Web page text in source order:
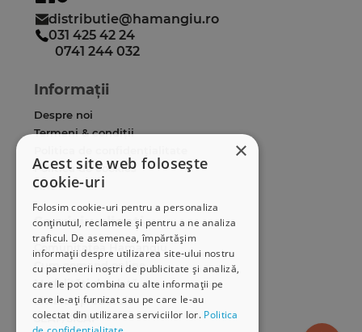
×
Acest site web folosește
cookie-uri
Folosim cookie-uri pentru a personaliza
conținutul, reclamele și pentru a ne analiza
traficul. De asemenea, împărtășim
informații despre utilizarea site-ului nostru
cu partenerii noștri de publicitate și analiză,
care le pot combina cu alte informații pe
care le-ați furnizat sau pe care le-au
colectat din utilizarea serviciilor lor. Politica
distributie@hamangiu.ro
031 425 42 24
0741 244 032
Informații
Despre noi
Termeni & condiții
Politica de cookies
ANPC
Serviciu clienți
Comunitatea Hamangiu
Cum comand online
Modalități de plată
Livrarea produselor
SEAP/SICAP